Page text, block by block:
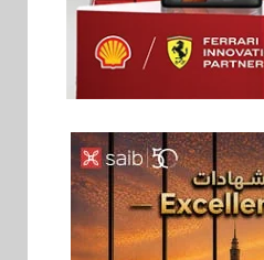
بنوك
بنك QNB مصر يعزز
جاهزية المشروعات
الصغيرة والمتوسطة
للنمو والتوسع